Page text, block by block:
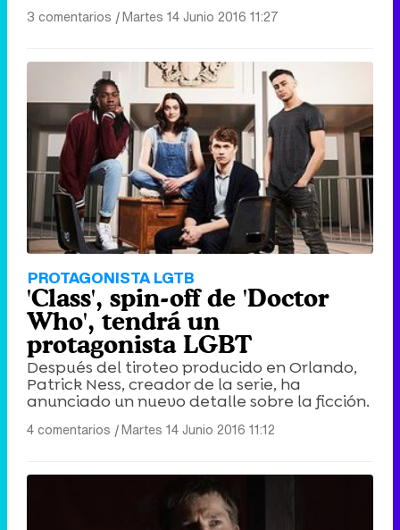
3 comentarios |Martes 14 Junio 2016 11:27
PROTAGONISTA LGTB
'Class', spin-off de 'Doctor
Who', tendrá un
protagonista LGBT
Después del tiroteo producido en Orlando,
Patrick Ness, creador de la serie, ha
anunciado un nuevo detalle sobre la ficción.
4 comentarios |Martes 14 Junio 2016 11:12